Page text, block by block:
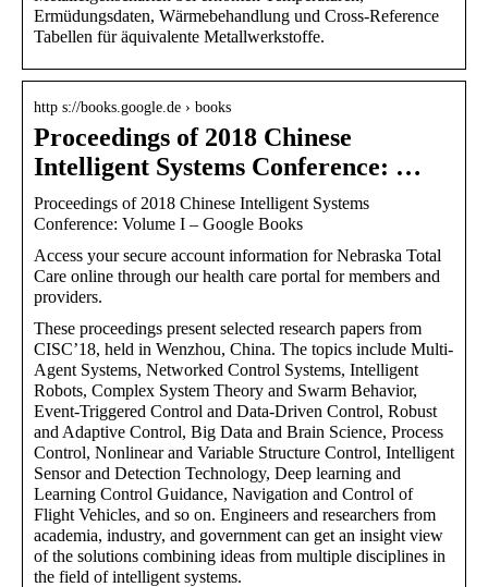
Ermüdungsdaten, Wärmebehandlung und Cross-Reference
Tabellen für äquivalente Metallwerkstoffe.
http s://books.google.de › books
Proceedings of 2018 Chinese
Intelligent Systems Conference: …
Proceedings of 2018 Chinese Intelligent Systems
Conference: Volume I – Google Books
Access your secure account information for Nebraska Total
Care online through our health care portal for members and
providers.
These proceedings present selected research papers from
CISC’18, held in Wenzhou, China. The topics include Multi-
Agent Systems, Networked Control Systems, Intelligent
Robots, Complex System Theory and Swarm Behavior,
Event-Triggered Control and Data-Driven Control, Robust
and Adaptive Control, Big Data and Brain Science, Process
Control, Nonlinear and Variable Structure Control, Intelligent
Sensor and Detection Technology, Deep learning and
Learning Control Guidance, Navigation and Control of
Flight Vehicles, and so on. Engineers and researchers from
academia, industry, and government can get an insight view
of the solutions combining ideas from multiple disciplines in
the field of intelligent systems.